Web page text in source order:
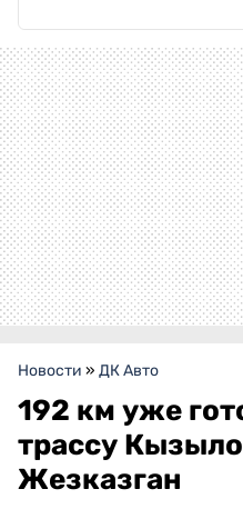
Новости » ДК Авто
192 км уже
трассу
Жезказган